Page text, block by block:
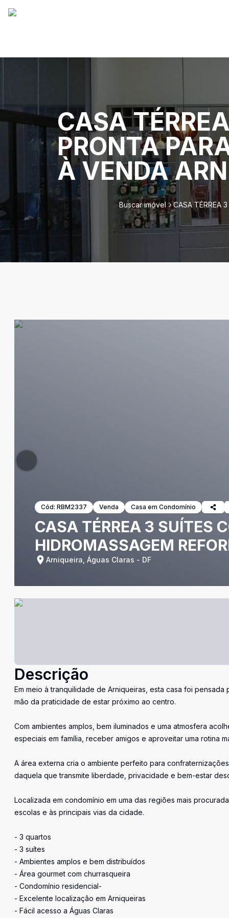
CASA
PRONTA
À VENDA
Buscar imóvel CASA TÉRREA
Cód: RBM2337 Venda Casa em Condomínio
CASA TÉRREA 3 SUÍTES
HIDROMASSAGEM
Arniqueira, Águas Claras - DF
Descrição
Em meio à tranquilidade de Arniqueiras, esta casa foi
mão da praticidade de estar próximo ao centro.
Com ambientes amplos, bem iluminados e uma atmosfera
especiais em família, receber amigos e aproveitar uma rotina
A área externa cria o ambiente perfeito para
daquela que transmite liberdade, privacidade e bem-estar
Localizada em condomínio em uma das regiões mais
escolas e às principais vias da cidade.
- 3 quartos
- 3 suítes
- Ambientes amplos e bem distribuídos
- Área gourmet com churrasqueira
- Condomínio residencial-
- Excelente localização em Arniqueiras
- Fácil acesso a Águas Claras